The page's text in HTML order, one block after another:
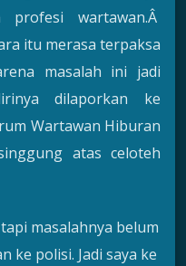
profesi wartawan.Â
itu merasa terpaksa
masalah ini jadi
dilaporkan ke
Wartawan Hiburan
atas celoteh
masalahnya belum
ke polisi. Jadi saya ke